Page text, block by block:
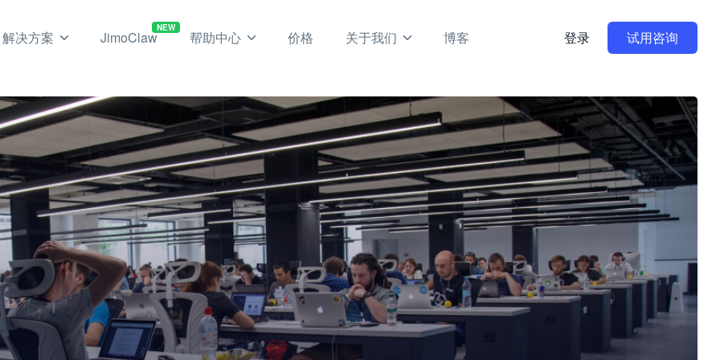
解决方案 JimoClaw
NEW
帮助中心 价格 关于我们 博客 登录 试用咨询